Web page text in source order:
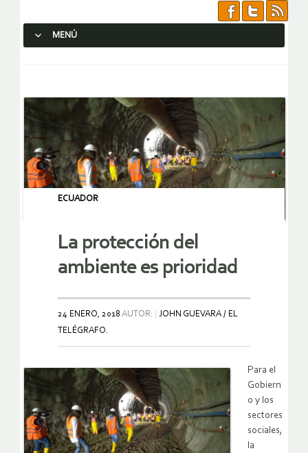
MENÚ
ECUADOR
La protección del
ambiente es prioridad
24 ENERO, 2018 AUTOR:
JOHN GUEVARA / EL
TELÉGRAFO.
Para el
Gobiern
o y los
sectores
sociales,
la